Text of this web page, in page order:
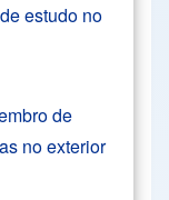
estudo no
de
no exterior